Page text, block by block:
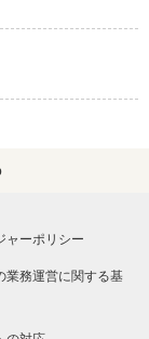
ャーポリシー
業務運営に関する基